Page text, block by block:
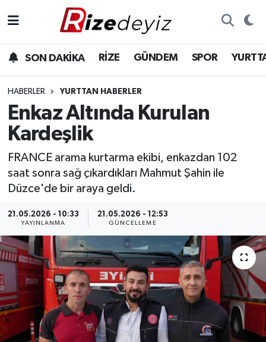
SON DAKİKA RİZE GÜNDEM SPOR
HABERLER YURTTAN HABERLER
Enkaz Altında Kurulan
Kardeşlik
FRANCE arama kurtarma ekibi, enkazdan 102
saat sonra sağ çıkardıkları Mahmut Şahin ile
Düzce'de bir araya geldi.
21.05.2026 - 10:33
YAYINLANMA
21.05.2026 - 12:53
GÜNCELLEME
Gündem
Yurttan Haberler
Ekonomi
Teknoloji
Rize Hava Durumu
Rize Trafik Yoğunluk Haritası
Süper Lig Puan Durumu ve Fikstür
Tüm Manşetler
Son Dakika Haberleri
Haber Arşivi